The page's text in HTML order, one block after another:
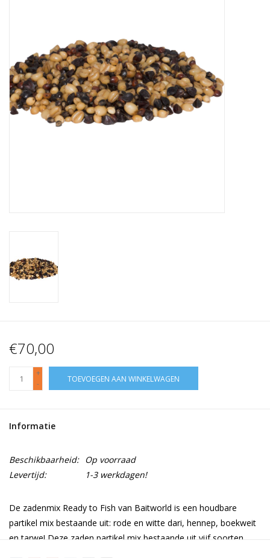
Cadeaubon
Summer Deals
€70,00
+
-
TOEVOEGEN AAN WINKELWAGEN
Informatie
Beschikbaarheid: Op voorraad
Levertijd:
1-3 werkdagen!
De zadenmix Ready to Fish van Baitworld is een houdbare
partikel mix bestaande uit: rode en witte dari, hennep, boekweit
en tarwe! Deze zaden partikel mix bestaande uit vijf soorten